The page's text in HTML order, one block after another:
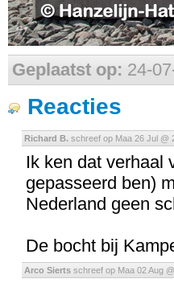
Geplaatst op: 24-
Reacties
Richard B. schreef op Maa 26 Jul @
Ik ken dat verhaal
gepasseerd ben)
Nederland geen
De bocht bij
Arco Sierts schreef op Maa 02 Aug